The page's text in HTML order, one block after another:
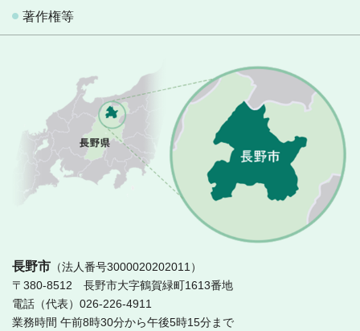
著作権等
長野市 （法人番号3000020202011）
〒380-8512 長野市大字鶴賀緑町1613番地
電話（代表）026-226-4911
業務時間 午前8時30分から午後5時15分まで